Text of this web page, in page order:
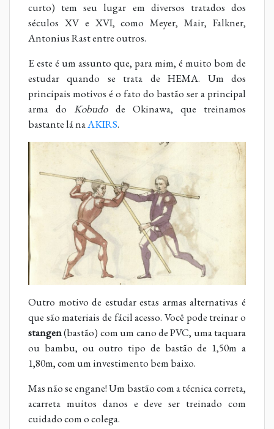
curto) tem seu lugar em diversos tratados dos
séculos XV e XVI, como Meyer, Mair, Falkner,
Antonius Rast entre outros.
E este é um assunto que, para mim, é muito bom de
estudar quando se trata de HEMA. Um dos
principais motivos é o fato do bastão ser a principal
arma doKobudo de Okinawa, que treinamos
bastante lá naAKIRS.
Outro motivo de estudar estas armas alternativas é
que são materiais de fácil acesso. Você pode treinar o
stangen(bastão) com um cano de PVC, uma taquara
ou bambu, ou outro tipo de bastão de 1,50m a
1,80m, com um investimento bem baixo.
Mas não se engane! Um bastão com a técnica correta,
acarreta muitos danos e deve ser treinado com
cuidado com o colega.